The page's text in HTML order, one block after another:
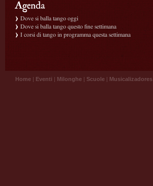
Dove si balla tango oggi
Dove si balla tango questo fine settimana
I corsi di tango in programma questa settimana
Home | Eventi | Milonghe | Scuole | Musicalizadores